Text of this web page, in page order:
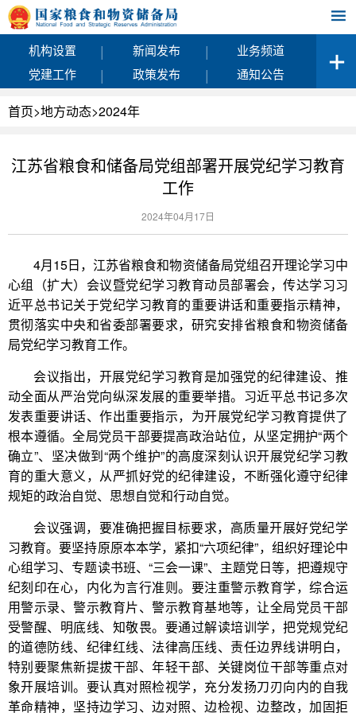
机构设置 | 新闻发布 |
业务频道
党建工作
| 政策发布 | 通知公告
首页>地方动态>2024年
江苏省粮食和储备局党组部署开展党纪学习教育
工作
2024年04月17日
4月15日，江苏省粮食和物资储备局党组召开理论学习中
心组（扩大）会议暨党纪学习教育动员部署会，传达学习习
近平总书记关于党纪学习教育的重要讲话和重要指示精神，
贯彻落实中央和省委部署要求，研究安排省粮食和物资储备
局党纪学习教育工作。
会议指出，开展党纪学习教育是加强党的纪律建设、推
动全面从严治党向纵深发展的重要举措。习近平总书记多次
发表重要讲话、作出重要指示，为开展党纪学习教育提供了
根本遵循。全局党员干部要提高政治站位，从坚定拥护“两个
确立”、坚决做到“两个维护”的高度深刻认识开展党纪学习教
育的重大意义，从严抓好党的纪律建设，不断强化遵守纪律
规矩的政治自觉、思想自觉和行动自觉。
会议强调，要准确把握目标要求，高质量开展好党纪学
习教育。要坚持原原本本学，紧扣“六项纪律”，组织好理论中
心组学习、专题读书班、“三会一课”、主题党日等，把遵规守
纪刻印在心，内化为言行准则。要注重警示教育学，综合运
用警示录、警示教育片、警示教育基地等，让全局党员干部
受警醒、明底线、知敬畏。要通过解读培训学，把党规党纪
的道德防线、纪律红线、法律高压线、责任边界线讲明白，
特别要聚焦新提拔干部、年轻干部、关键岗位干部等重点对
象开展培训。要认真对照检视学，充分发扬刀刃向内的自我
革命精神，坚持边学习、边对照、边检视、边整改，加固拒